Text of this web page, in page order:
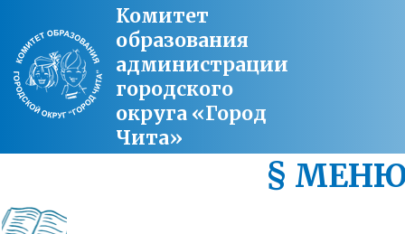
Комитет
образования
администрации
городского
округа «Город
Чита»
§